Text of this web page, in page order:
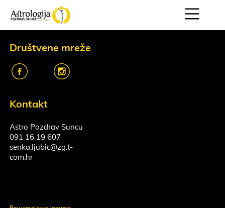
Društvene mreže
k o
Kontakt
Astro Pozdrav Suncu
091 16 19 607
senka.ljubic@zg.t-
com.hr